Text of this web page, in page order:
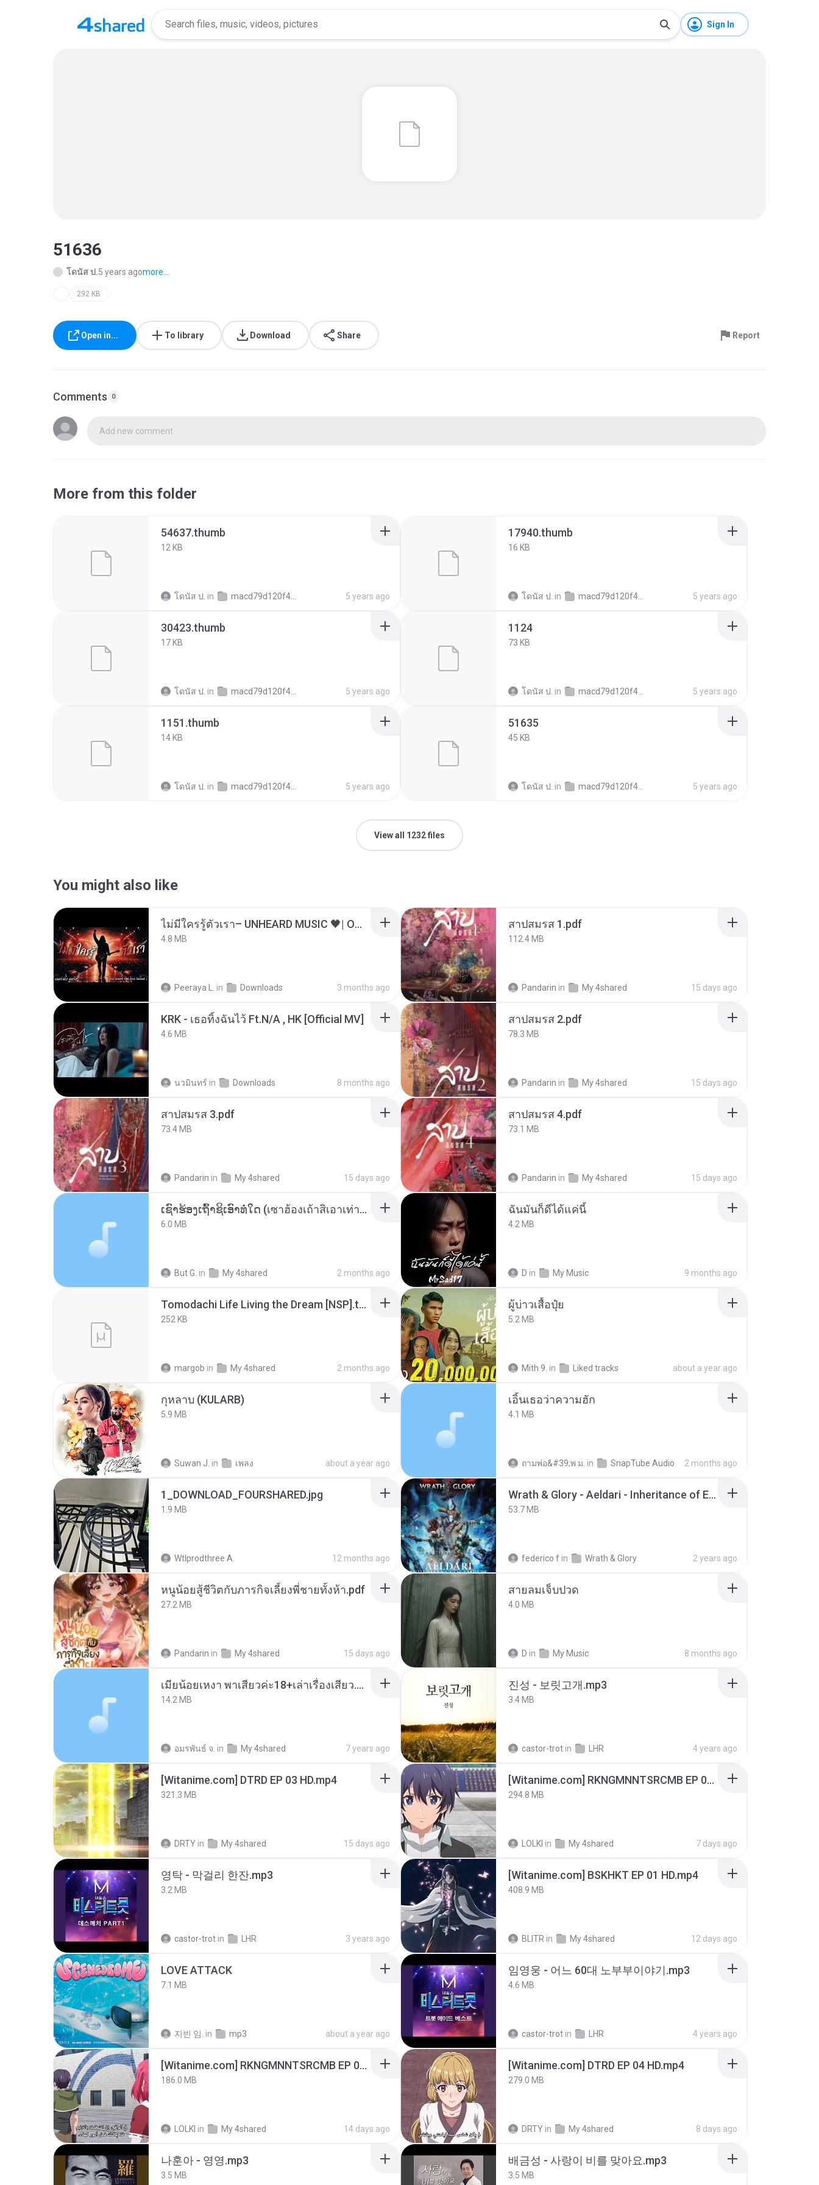
Sign In
51636
โดนัส ป.5 years agomore...
292 KB
Open in... To library Download Share Report
Comments 0
Add new comment
More from this folder
54637.thumb
12 KB
โดนัส ป. in macd79d120f444ee5cfef48d928425c34 5 years ago
17940.thumb
16 KB
โดนัส ป. in macd79d120f444ee5cfef48d928425c34 5 years ago
30423.thumb
17 KB
โดนัส ป. in macd79d120f444ee5cfef48d928425c34 5 years ago
1124
73 KB
โดนัส ป. in macd79d120f444ee5cfef48d928425c34 5 years ago
1151.thumb
14 KB
โดนัส ป. in macd79d120f444ee5cfef48d928425c34 5 years ago
51635
45 KB
โดนัส ป. in macd79d120f444ee5cfef48d928425c34 5 years ago
View all 1232 files
You might also like
ไม่มีใครรู้ตัวเรา– UNHEARD MUSIC 🖤| Official Lyric Video | เพลงสู้ชีวิต
4.8 MB
Peeraya L. in Downloads 3 months ago
สาปสมรส 1.pdf
112.4 MB
Pandarin in My 4shared 15 days ago
KRK - เธอทิ้งฉันไว้ Ft.N/A , HK [Official MV]
4.6 MB
นวมินทร์ in Downloads 8 months ago
สาปสมรส 2.pdf
78.3 MB
Pandarin in My 4shared 15 days ago
สาปสมรส 3.pdf
73.4 MB
Pandarin in My 4shared 15 days ago
สาปสมรส 4.pdf
73.1 MB
Pandarin in My 4shared 15 days ago
ເຊົາຮ້ອງເຖົ້າຊິເອົາທໍ່ໃດ (เซาฮ้องเถ้าสิเอาเท่าใด) ບຸນເກີດ ຫນູຫ່ວງ ft. ໂສພາ ຈຸນທະລາ
6.0 MB
But G. in My 4shared 2 months ago
ฉันมันก็ดีได้แค่นี้
4.2 MB
D in My Music 9 months ago
Tomodachi Life Living the Dream [NSP].torrent
252 KB
margob in My 4shared 2 months ago
ผู้บ่าวเสื้อปุ๋ย
5.2 MB
Mith 9. in Liked tracks about a year ago
กุหลาบ (KULARB)
5.9 MB
Suwan J. in เพลง about a year ago
เอิ้นเธอว่าความฮัก
4.1 MB
ถามพ่อ&#39;พ ม. in SnapTube Audio 2 months ago
1_DOWNLOAD_FOURSHARED.jpg
1.9 MB
Wtlprodthree A. 12 months ago
Wrath & Glory - Aeldari - Inheritance of Embers.pdf
53.7 MB
federico f in Wrath & Glory 2 years ago
หนูน้อยสู้ชีวิตกับภารกิจเลี้ยงพี่ชายทั้งห้า.pdf
27.2 MB
Pandarin in My 4shared 15 days ago
สายลมเจ็บปวด
4.0 MB
D in My Music 8 months ago
เมียน้อยเหงา พาเสียวค่ะ18+เล่าเรื่องเสียว.mp3
14.2 MB
อมรพันธ์ จ. in My 4shared 7 years ago
진성 - 보릿고개.mp3
3.4 MB
castor-trot in LHR 4 years ago
[Witanime.com] DTRD EP 03 HD.mp4
321.3 MB
DRTY in My 4shared 15 days ago
[Witanime.com] RKNGMNNTSRCMB EP 06 HD.mp4
294.8 MB
LOLKI in My 4shared 7 days ago
영탁 - 막걸리 한잔.mp3
3.2 MB
castor-trot in LHR 3 years ago
[Witanime.com] BSKHKT EP 01 HD.mp4
408.9 MB
BLITR in My 4shared 12 days ago
LOVE ATTACK
7.1 MB
지빈 임. in mp3 about a year ago
임영웅 - 어느 60대 노부부이야기.mp3
4.6 MB
castor-trot in LHR 4 years ago
[Witanime.com] RKNGMNNTSRCMB EP 05 HD.mp4
186.0 MB
LOLKI in My 4shared 14 days ago
[Witanime.com] DTRD EP 04 HD.mp4
279.0 MB
DRTY in My 4shared 8 days ago
나훈아 - 영영.mp3
3.5 MB
배금성 - 사랑이 비를 맞아요.mp3
3.5 MB